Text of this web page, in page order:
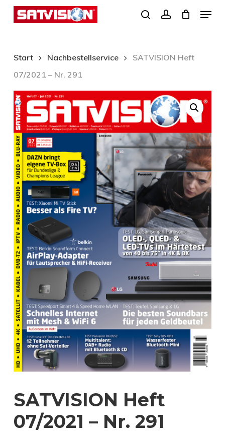
Skip
content
search
Menu
Start Nachbestellservice
SATVISION Heft
07/2021 – Nr. 291
SATVISION Heft
07/2021 – Nr. 291